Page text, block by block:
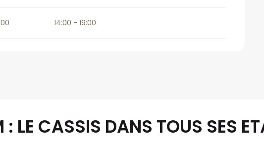
14:00 - 19:00
: LE CASSIS DANS TOUS SES